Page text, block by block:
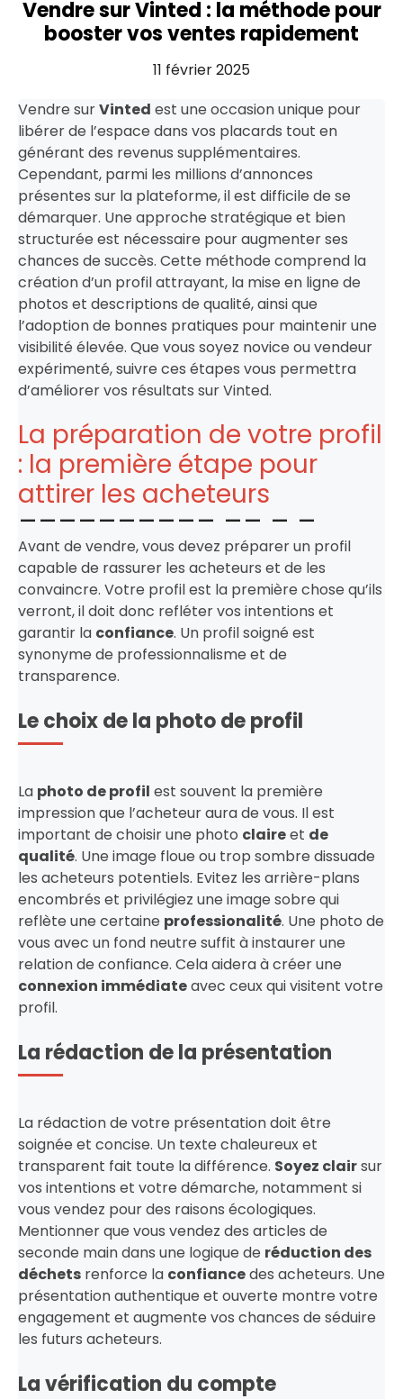
Vendre sur Vinted : la méthode pour
booster vos ventes rapidement
11 février 2025
Vendre surVinted est une occasion unique pour
libérer de l’espace dans vos placards tout en
générant des revenus supplémentaires.
Cependant, parmi les millions d’annonces
présentes sur la plateforme, il est difficile de se
démarquer. Une approche stratégique et bien
structurée est nécessaire pour augmenter ses
chances de succès. Cette méthode comprend la
création d’un profil attrayant, la mise en ligne de
photos et descriptions de qualité, ainsi que
l’adoption de bonnes pratiques pour maintenir une
visibilité élevée. Que vous soyez novice ou vendeur
expérimenté, suivre ces étapes vous permettra
d’améliorer vos résultats sur Vinted.
La préparation de votre profil
: la première étape pour
attirer les acheteurs
Avant de vendre, vous devez préparer un profil
capable de rassurer les acheteurs et de les
convaincre. Votre profil est la première chose qu’ils
verront, il doit donc refléter vos intentions et
garantir la confiance. Un profil soigné est
synonyme de professionnalisme et de
transparence.
Le choix de la photo de profil
La photo de profil est souvent la première
impression que l’acheteur aura de vous. Il est
important de choisir une photo claireet de
qualité. Une image floue ou trop sombre dissuade
les acheteurs potentiels. Evitez les arrière-plans
encombrés et privilégiez une image sobre qui
reflète une certaine professionalité. Une photo de
vous avec un fond neutre suffit à instaurer une
relation de confiance. Cela aidera à créer une
connexion immédiateavec ceux qui visitent votre
profil.
La rédaction de la présentation
La rédaction de votre présentation doit être
soignée et concise. Un texte chaleureux et
transparent fait toute la différence. Soyez clairsur
vos intentions et votre démarche, notamment si
vous vendez pour des raisons écologiques.
Mentionner que vous vendez des articles de
seconde main dans une logique de réduction des
déchets renforce la confiancedes acheteurs. Une
présentation authentique et ouverte montre votre
engagement et augmente vos chances de séduire
les futurs acheteurs.
La vérification du compte